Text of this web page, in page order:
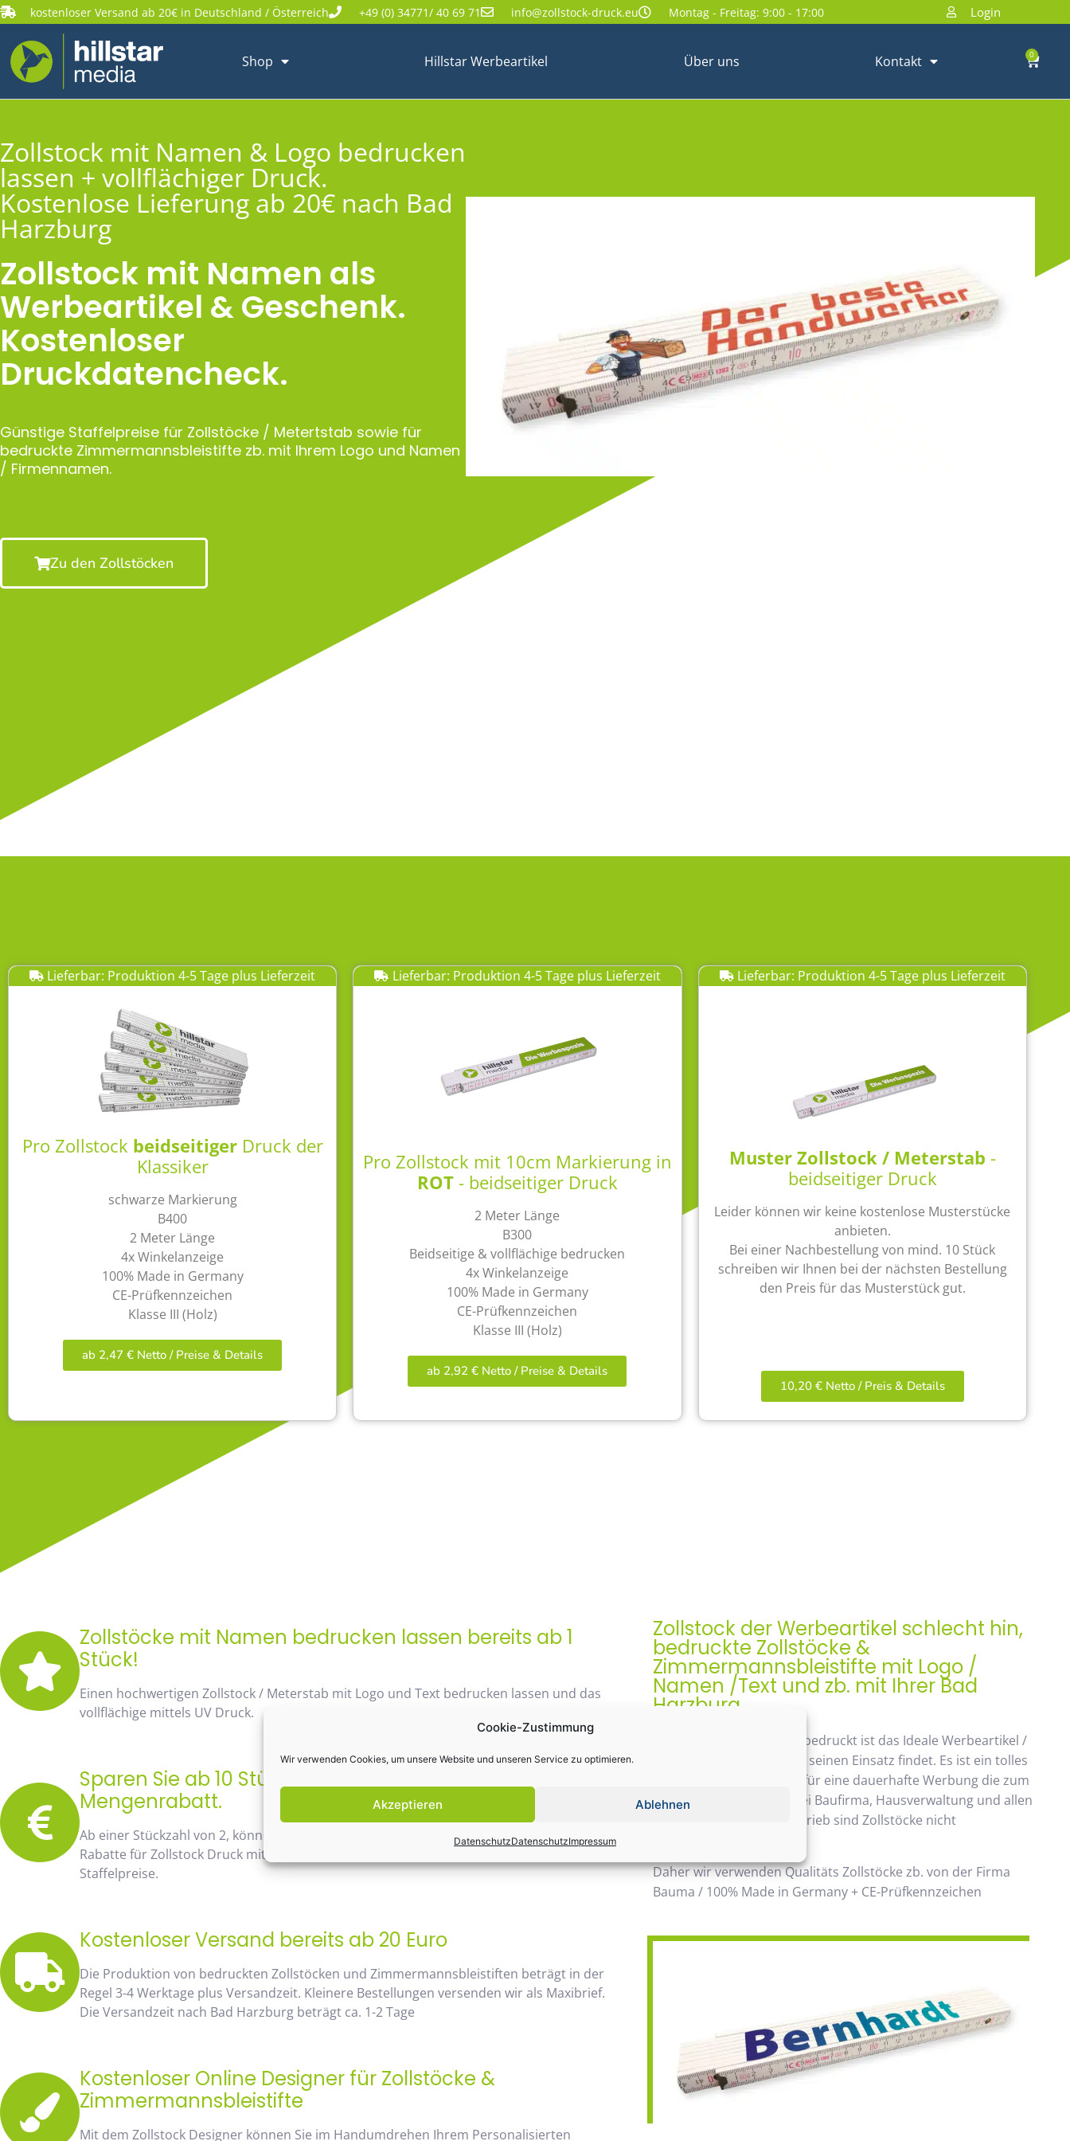
Cookie-Zustimmung
Wir verwenden Cookies, um unsere Website und unseren Service zu optimieren.
Akzeptieren Ablehnen
DatenschutzDatenschutzImpressum
kostenloser Versand ab 20€ in Deutschland / Österreich +49 (0) 34771/ 40 69 71 info@zollstock-druck.eu Montag - Freitag: 9:00 - 17:00 Login
Shop Hillstar Werbeartikel Über uns Kontakt 0
Zollstock mit Namen & Logo bedrucken
lassen + vollflächiger Druck.
Kostenlose Lieferung ab 20€ nach Bad
Harzburg
Zollstock mit Namen als
Werbeartikel & Geschenk.
Kostenloser
Druckdatencheck.
Günstige Staffelpreise für Zollstöcke / Metertstab sowie für
bedruckte Zimmermannsbleistifte zb. mit Ihrem Logo und Namen
/ Firmennamen.
Zu den Zollstöcken
Lieferbar: Produktion 4-5 Tage plus Lieferzeit
Pro Zollstock beidseitiger Druck der
Klassiker
schwarze Markierung
B400
2 Meter Länge
4x Winkelanzeige
100% Made in Germany
CE-Prüfkennzeichen
Klasse III (Holz)
ab 2,47 € Netto / Preise & Details
Lieferbar: Produktion 4-5 Tage plus Lieferzeit
Pro Zollstock mit 10cm Markierung in
ROT- beidseitiger Druck
2 Meter Länge
B300
Beidseitige & vollflächige bedrucken
4x Winkelanzeige
100% Made in Germany
CE-Prüfkennzeichen
Klasse III (Holz)
ab 2,92 € Netto / Preise & Details
Lieferbar: Produktion 4-5 Tage plus Lieferzeit
Muster Zollstock / Meterstab -
beidseitiger Druck
Leider können wir keine kostenlose Musterstücke
anbieten.
Bei einer Nachbestellung von mind. 10 Stück
schreiben wir Ihnen bei der nächsten Bestellung
den Preis für das Musterstück gut.
10,20 € Netto / Preis & Details
Zollstöcke mit Namen bedrucken lassen bereits ab 1
Stück!
Einen hochwertigen Zollstock / Meterstab mit Logo und Text bedrucken lassen und das
vollflächige mittels UV Druck.
Sparen Sie ab 10 Stück fast 48% mit unserem
Mengenrabatt.
Ab einer Stückzahl von 2, können Sie bereits von unserem Mengenrabatt profitieren. Die
Rabatte für Zollstock Druck mit Namen und Logo, sehen Sie sofort anhand der
Staffelpreise.
Kostenloser Versand bereits ab 20 Euro
Die Produktion von bedruckten Zollstöcken und Zimmermannsbleistiften beträgt in der
Regel 3-4 Werktage plus Versandzeit. Kleinere Bestellungen versenden wir als Maxibrief.
Die Versandzeit nach Bad Harzburg beträgt ca. 1-2 Tage
Kostenloser Online Designer für Zollstöcke &
Zimmermannsbleistifte
Mit dem Zollstock Designer können Sie im Handumdrehen Ihrem Personalisierten
Zollstock der Werbeartikel schlecht hin,
bedruckte Zollstöcke &
Zimmermannsbleistifte mit Logo /
Namen /Text und zb. mit Ihrer Bad
Harzburg
Der Zollstock, Meterstab bedruckt ist das Ideale Werbeartikel /
Werbegeschenk der auch seinen Einsatz findet. Es ist ein tolles
& praktisches Geschenk, für eine dauerhafte Werbung die zum
Einsatz kommt. Beliebt bei Baufirma, Hausverwaltung und allen
möglichen Handwerksbetrieb sind Zollstöcke nicht
Daher wir verwenden Qualitäts Zollstöcke zb. von der Firma
Bauma / 100% Made in Germany + CE-Prüfkennzeichen